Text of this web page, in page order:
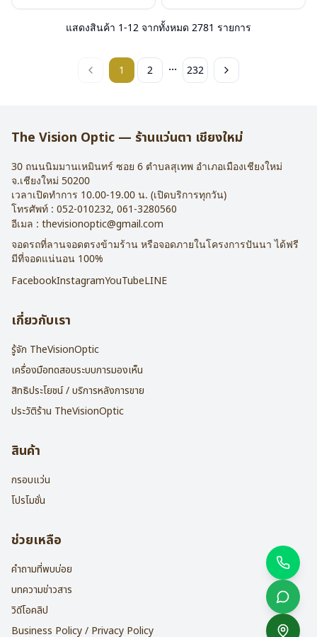
แสดงสินค้า 1-12 จากทั้งหมด 2781 รายการ
1 2 ... 232
The Vision Optic — ร้านแว่นตา เชียงใหม่
30 ถนนนิมมานเหมินทร์ ซอย 6 ตำบลสุเทพ อำเภอเมืองเชียงใหม่
จ.เชียงใหม่ 50200
เวลาเปิดทำการ 10.00-19.00 น. (เปิดบริการทุกวัน)
โทรศัพท์ : 052-010232, 061-3280560
อีเมล : thevisionoptic@gmail.com
จอดรถที่ลานจอดตรงข้ามร้าน หรือจอดภายในโครงการปันนา ได้ฟรี
มีที่จอดแน่นอน 100%
FacebookInstagramYouTubeLINE
เกี่ยวกับเรา
รู้จัก TheVisionOptic
เครื่องมือทดสอบระบบการมองเห็น
สิทธิประโยชน์ / บริการหลังการขาย
ประวัติร้าน TheVisionOptic
สินค้า
กรอบแว่น
โปรโมชั่น
ช่วยเหลือ
คำถามที่พบบ่อย
บทความข่าวสาร
วิดีโอคลิป
Business Policy / Privacy Policy